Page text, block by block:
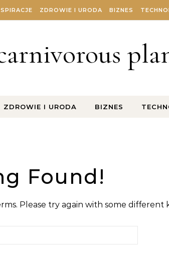
ZDROWIE I URODA BIZNES
ZDROWIE I URODA BIZNES
Found!
Please try again with some different